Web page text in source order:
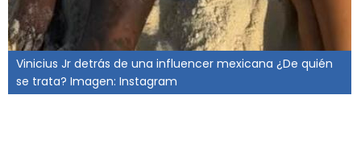
Vinicius Jr detrás de una influencer mexicana ¿De quién
se trata? Imagen: Instagram